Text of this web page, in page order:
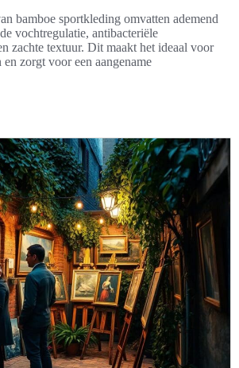
bamboe sportkleding omvatten ademend
vochtregulatie, antibacteriële
zachte textuur. Dit maakt het ideaal voor
zorgt voor een aangename